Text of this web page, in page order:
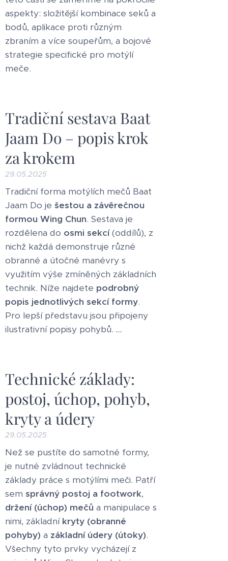
aspekty: složitější kombinace seků a
bodů, aplikace proti různým
zbraním a více soupeřům, a bojové
strategie specifické pro motýlí
meče.
Tradiční sestava Baat
Jaam Do – popis krok
za krokem
29.05.2025
Tradiční forma motýlích mečů Baat
Jaam Do je šestou a závěrečnou
formou Wing Chun. Sestava je
rozdělena do osmi sekcí(oddílů), z
nichž každá demonstruje různé
obranné a útočné manévry s
využitím výše zmíněných základních
technik. Níže najdete podrobný
popis jednotlivých sekcí formy.
Pro lepší představu jsou připojeny
ilustrativní popisy pohybů. ...
Technické základy:
postoj, úchop, pohyb,
kryty a údery
29.05.2025
Než se pustíte do samotné formy,
je nutné zvládnout technické
základy práce s motýlími meči. Patří
sem správný postoj a footwork,
držení (úchop) mečů a manipulace s
nimi, základní kryty (obranné
pohyby) a základní údery (útoky).
Všechny tyto prvky vycházejí z